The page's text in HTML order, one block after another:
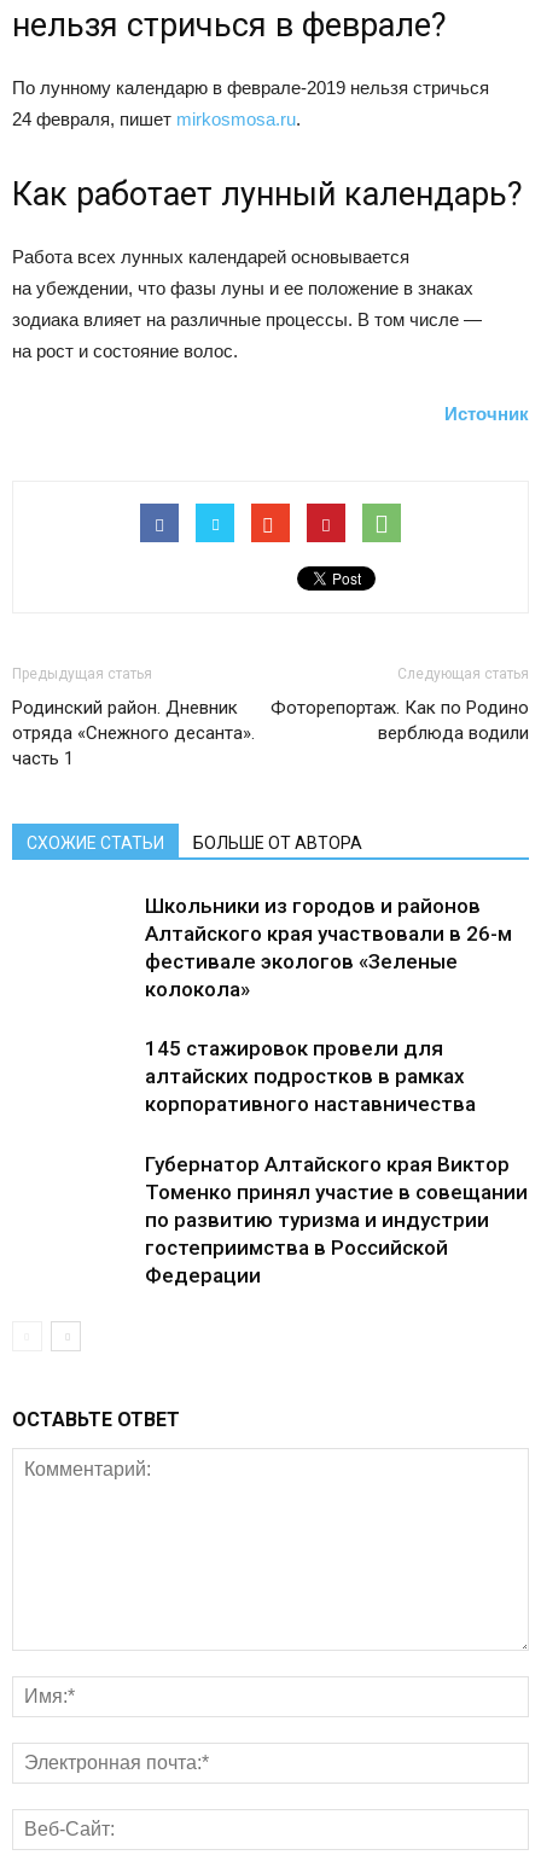
нельзя стричься в феврале?
По лунному календарю в феврале-2019 нельзя стричься
24 февраля, пишет mirkosmosa.ru.
Как работает лунный календарь?
Работа всех лунных календарей основывается
на убеждении, что фазы луны и ее положение в знаках
зодиака влияет на различные процессы. В том числе —
на рост и состояние волос.
Источник
Предыдущая статья
Родинский район. Дневник
отряда «Снежного десанта».
часть 1
Следующая статья
Фоторепортаж. Как по Родино
верблюда водили
СХОЖИЕ СТАТЬИ БОЛЬШЕ ОТ АВТОРА
Школьники из городов и районов
Алтайского края участвовали в 26-м
фестивале экологов «Зеленые
колокола»
145 стажировок провели для
алтайских подростков в рамках
корпоративного наставничества
Губернатор Алтайского края Виктор
Томенко принял участие в совещании
по развитию туризма и индустрии
гостеприимства в Российской
Федерации
ОСТАВЬТЕ ОТВЕТ